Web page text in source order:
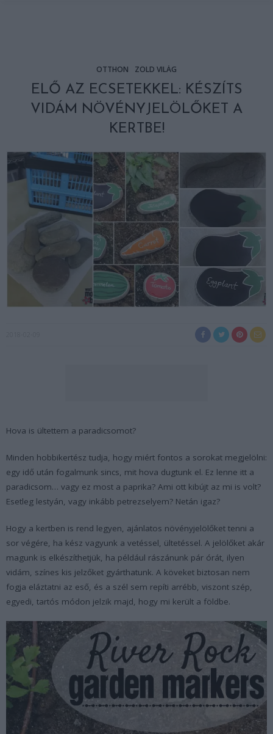
OTTHON ZÖLD VILÁG
ELŐ AZ ECSETEKKEL: KÉSZÍTS
VIDÁM NÖVÉNYJELÖLŐKET A
KERTBE!
Hova is ültettem a paradicsomot?
Minden hobbikertész tudja, hogy miért fontos a sorokat megjelölni:
egy idő után fogalmunk sincs, mit hova dugtunk el. Ez lenne itt a
paradicsom… vagy ez most a paprika? Ami ott kibújt az mi is volt?
Esetleg lestyán, vagy inkább petrezselyem? Netán igaz?
Hogy a kertben is rend legyen, ajánlatos növényjelölőket tenni a
sor végére, ha kész vagyunk a vetéssel, ültetéssel. A jelölőket akár
magunk is elkészíthetjük, ha például rászánunk pár órát, ilyen
vidám, színes kis jelzőket gyárthatunk. A köveket biztosan nem
fogja eláztatni az eső, és a szél sem repíti arrébb, viszont szép,
egyedi, tartós módon jelzik majd, hogy mi került a földbe.